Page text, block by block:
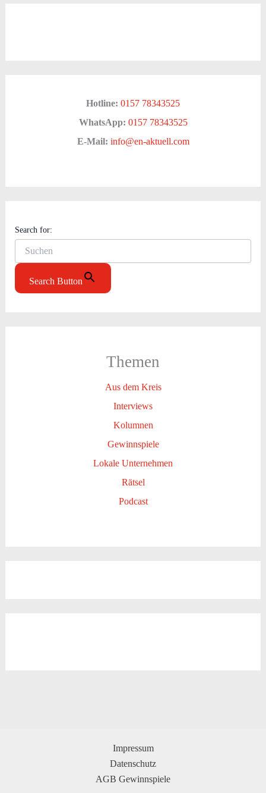
Hotline: 0157 78343525
WhatsApp: 0157 78343525
E-Mail: info@en-aktuell.com
Search for:
Search Button
Themen
Aus dem Kreis
Interviews
Kolumnen
Gewinnspiele
Lokale Unternehmen
Rätsel
Podcast
Impressum
Datenschutz
AGB Gewinnspiele